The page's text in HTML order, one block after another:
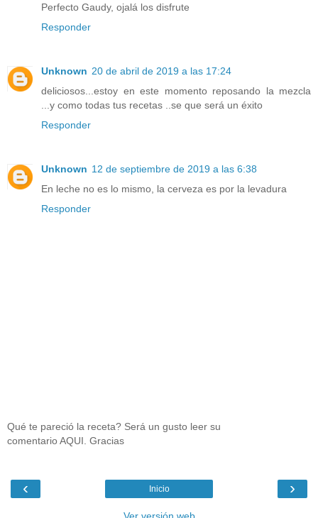
Perfecto Gaudy, ojalá los disfrute
Responder
Unknown 20 de abril de 2019 a las 17:24
deliciosos...estoy en este momento reposando la mezcla
...y como todas tus recetas ..se que será un éxito
Responder
Unknown 12 de septiembre de 2019 a las 6:38
En leche no es lo mismo, la cerveza es por la levadura
Responder
Qué te pareció la receta? Será un gusto leer su
comentario AQUI. Gracias
‹ ›
Inicio
Ver versión web